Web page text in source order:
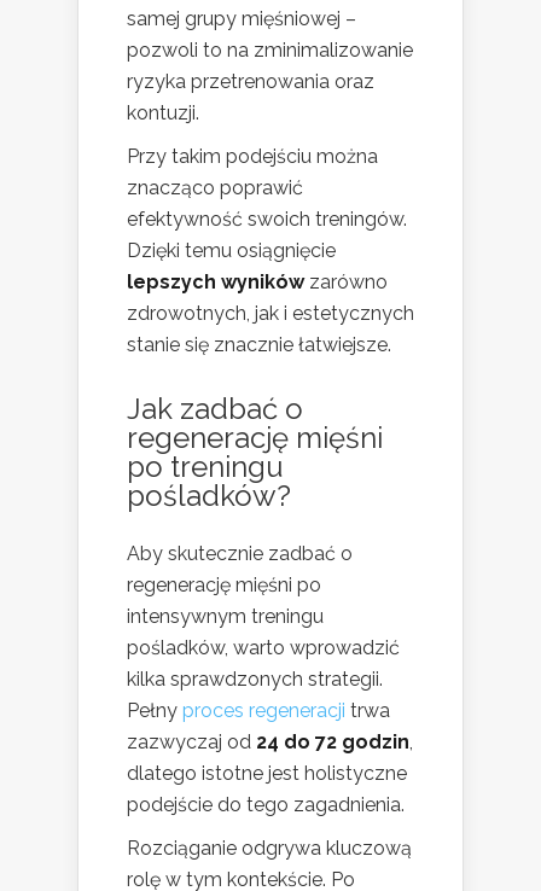
samej grupy mięśniowej –
pozwoli to na zminimalizowanie
ryzyka przetrenowania oraz
kontuzji.
Przy takim podejściu można
znacząco poprawić
efektywność swoich treningów.
Dzięki temu osiągnięcie
lepszych wynikówzarówno
zdrowotnych, jak i estetycznych
stanie się znacznie łatwiejsze.
Jak zadbać o
regenerację mięśni
po treningu
pośladków?
Aby skutecznie zadbać o
regenerację mięśni po
intensywnym treningu
pośladków, warto wprowadzić
kilka sprawdzonych strategii.
Pełny proces regeneracji trwa
zazwyczaj od 24 do 72 godzin
dlatego istotne jest holistyczne
podejście do tego zagadnienia.
Rozciąganie odgrywa kluczową
rolę w tym kontekście. Po